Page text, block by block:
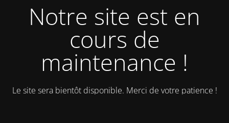
Notre site est en
cours de
maintenance !
Le site sera bientôt disponible. Merci de votre patience !